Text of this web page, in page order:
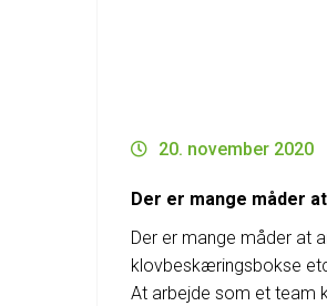
20. november 2020
Der er mange måder
Der er mange måder at
klovbeskæringsbokse
At arbejde som et team